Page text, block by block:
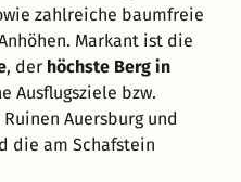
zahlreiche baumfreie
Markant ist die
, der höchste Berg in
Ausflugsziele bzw.
Auersburg und
die am Schafstein